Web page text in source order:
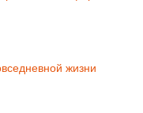
жизни